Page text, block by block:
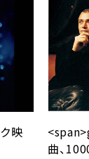
映
曲、